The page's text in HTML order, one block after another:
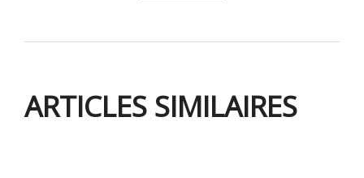
ARTICLES SIMILAIRES